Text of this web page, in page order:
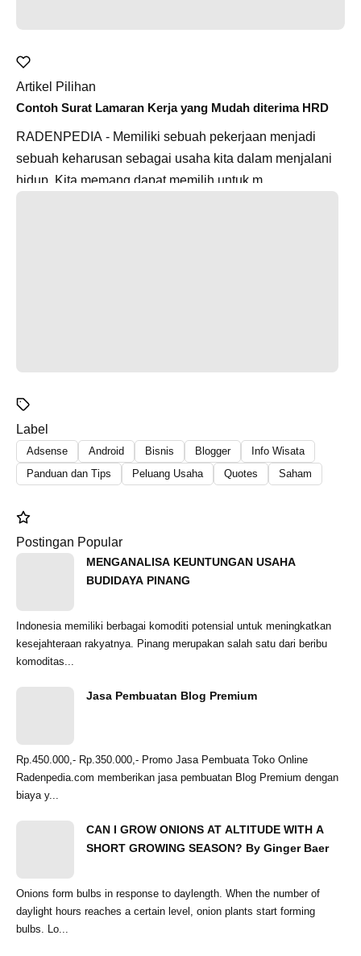
Artikel Pilihan
Contoh Surat Lamaran Kerja yang Mudah diterima HRD
RADENPEDIA - Memiliki sebuah pekerjaan menjadi
sebuah keharusan sebagai usaha kita dalam menjalani
hidup. Kita memang dapat memilih untuk m...
Label
Adsense Android Bisnis Blogger
Info Wisata
Panduan dan Tips
Peluang Usaha Quotes Saham
Postingan Popular
MENGANALISA KEUNTUNGAN USAHA
BUDIDAYA PINANG
Indonesia memiliki berbagai komoditi potensial untuk meningkatkan
kesejahteraan rakyatnya. Pinang merupakan salah satu dari beribu
komoditas...
Jasa Pembuatan Blog Premium
Rp.450.000,- Rp.350.000,- Promo Jasa Pembuata Toko Online
Radenpedia.com memberikan jasa pembuatan Blog Premium dengan
biaya y...
CAN I GROW ONIONS AT ALTITUDE WITH A
SHORT GROWING SEASON? By Ginger Baer
Onions form bulbs in response to daylength. When the number of
daylight hours reaches a certain level, onion plants start forming
bulbs. Lo...